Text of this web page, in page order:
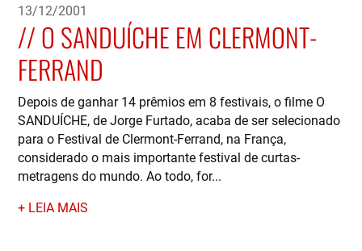
13/12/2001
O SANDUÍCHE EM CLERMONT-
FERRAND
Depois de ganhar 14 prêmios em 8 festivais, o filme O
SANDUÍCHE, de Jorge Furtado, acaba de ser selecionado
para o Festival de Clermont-Ferrand, na França,
considerado o mais importante festival de curtas-
metragens do mundo. Ao todo, for...
LEIA MAIS